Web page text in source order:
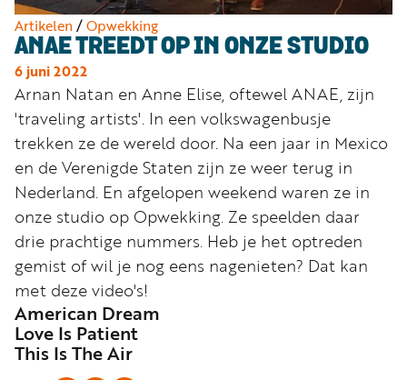
Artikelen/Opwekking
ANAE TREEDT OP IN ONZE STUDIO
6 juni 2022
Arnan Natan en Anne Elise, oftewel ANAE, zijn
'traveling artists'. In een volkswagenbusje
trekken ze de wereld door. Na een jaar in Mexico
en de Verenigde Staten zijn ze weer terug in
Nederland. En afgelopen weekend waren ze in
onze studio op Opwekking. Ze speelden daar
drie prachtige nummers. Heb je het optreden
gemist of wil je nog eens nagenieten? Dat kan
met deze video's!
American Dream
Love Is Patient
This Is The Air
missie
Info
Word
nu
vriend
Businessclub
Adverteren
Winkel
Privacy
reglement